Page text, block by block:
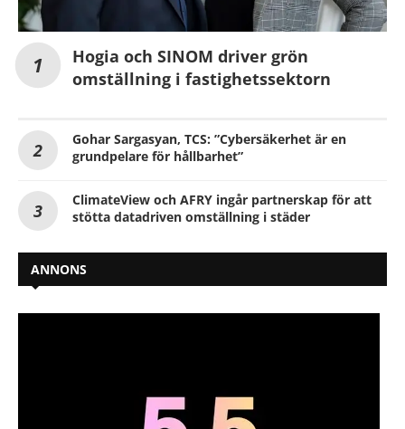
Hogia och SINOM driver grön
omställning i fastighetssektorn
Gohar Sargasyan, TCS: ”Cybersäkerhet är en
grundpelare för hållbarhet”
ClimateView och AFRY ingår partnerskap för att
stötta datadriven omställning i städer
ANNONS